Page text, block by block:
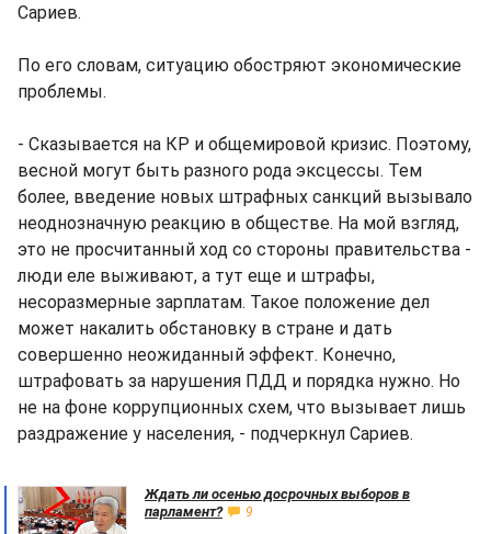
Сариев.
По его словам, ситуацию обостряют экономические
проблемы.
- Сказывается на КР и общемировой кризис. Поэтому,
весной могут быть разного рода эксцессы. Тем
более, введение новых штрафных санкций вызывало
неоднозначную реакцию в обществе. На мой взгляд,
это не просчитанный ход со стороны правительства -
люди еле выживают, а тут еще и штрафы,
несоразмерные зарплатам. Такое положение дел
может накалить обстановку в стране и дать
совершенно неожиданный эффект. Конечно,
штрафовать за нарушения ПДД и порядка нужно. Но
не на фоне коррупционных схем, что вызывает лишь
раздражение у населения, - подчеркнул Сариев.
Ждать ли осенью досрочных выборов в
парламент?
9